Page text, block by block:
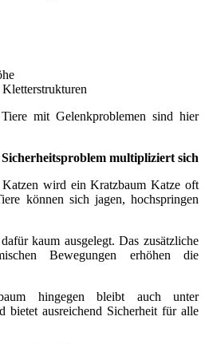
mit Gelenkproblemen sind hier
multipliziert sich
wird ein Kratzbaum Katze oft
können sich jagen, hochspringen
kaum ausgelegt. Das zusätzliche
Bewegungen erhöhen die
hingegen bleibt auch unter
bietet ausreichend Sicherheit für alle